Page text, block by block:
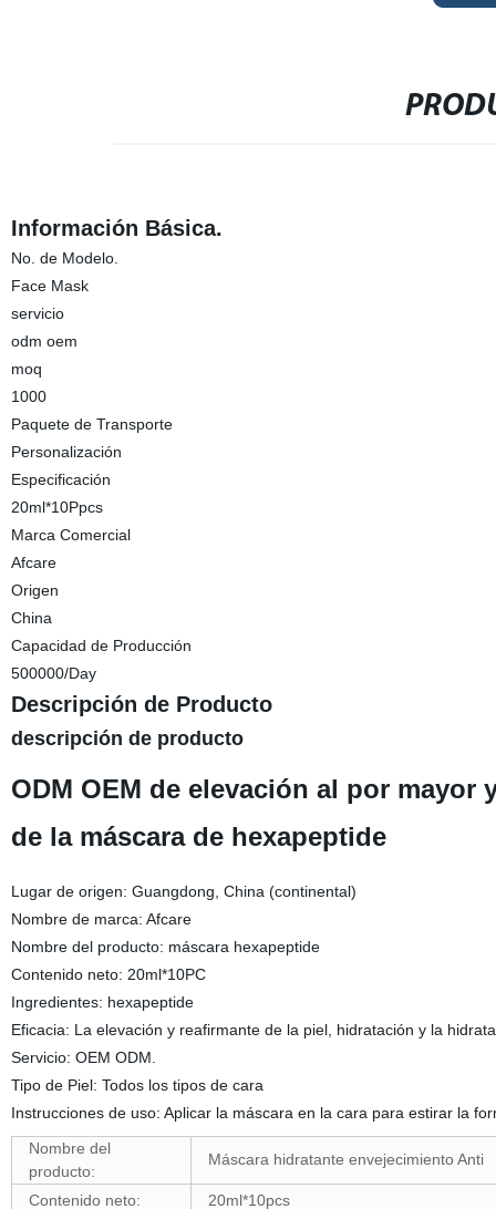
Información Básica.
No. de Modelo.
Face Mask
servicio
odm oem
moq
1000
Paquete de Transporte
Personalización
Especificación
20ml*10Ppcs
Marca Comercial
Afcare
Origen
China
Capacidad de Producción
500000/Day
Descripción de Producto
descripción de producto
ODM OEM de elevación al por
de la máscara de hexapeptide
Lugar de origen: Guangdong, China (continental)
Nombre de marca: Afcare
Nombre del producto: máscara hexapeptide
Contenido neto: 20ml*10PC
Ingredientes: hexapeptide
Eficacia: La elevación y reafirmante de la piel, hidratación y la
Servicio: OEM ODM.
Tipo de Piel: Todos los tipos de cara
Instrucciones de uso: Aplicar la máscara en la cara para estirar la
Nombre del
producto:
Máscara hidratante envejecimiento Anti
Contenido neto: 20ml*10pcs